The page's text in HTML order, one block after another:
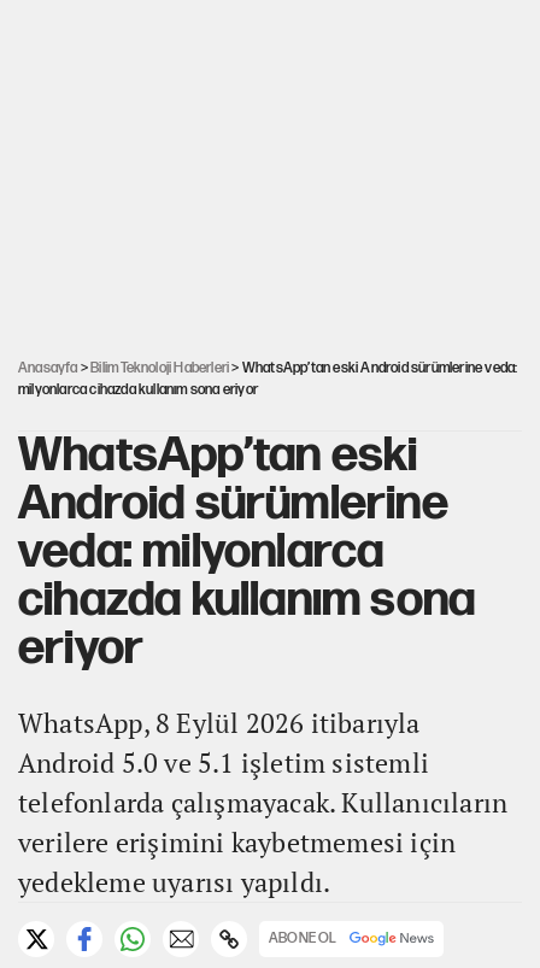
Anasayfa >Bilim Teknoloji Haberleri> WhatsApp’tan eski Android sürümlerine veda:
milyonlarca cihazda kullanım sona eriyor
WhatsApp’tan eski
Android sürümlerine
veda: milyonlarca
cihazda kullanım sona
eriyor
WhatsApp, 8 Eylül 2026 itibarıyla
Android 5.0 ve 5.1 işletim sistemli
telefonlarda çalışmayacak. Kullanıcıların
verilere erişimini kaybetmemesi için
yedekleme uyarısı yapıldı.
ABONE OL